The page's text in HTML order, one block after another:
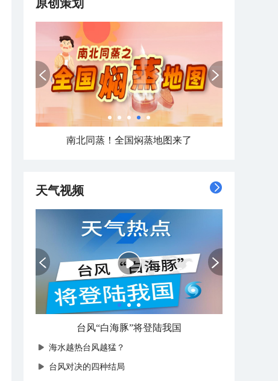
原创策划
天气视频
中央气象台8月6日18时发布台风黄色预警
海水越热台风越猛？
台风对决的四种结局